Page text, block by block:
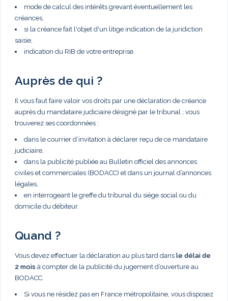
mode de calcul des intérêts grevant éventuellement les
créances,
si la créance fait l'objet d'un litige indication de la juridiction
saisie,
indication du RIB de votre entreprise.
Auprès de qui ?
Il vous faut faire valoir vos droits par une déclaration de créance
auprès du mandataire judiciaire désigné par le tribunal ; vous
trouverez ses coordonnées :
dans le courrier d’invitation à déclarer reçu de ce mandataire
judiciaire,
dans la publicité publiée au Bulletin officiel des annonces
civiles et commerciales (BODACC) et dans un journal d’annonces
légales,
en interrogeant le greffe du tribunal du siège social ou du
domicile du débiteur.
Quand ?
Vous devez effectuer la déclaration au plus tard dans le délai de
2 mois à compter de la publicité du jugement d’ouverture au
BODACC.
Si vous ne résidez pas en France métropolitaine, vous disposez